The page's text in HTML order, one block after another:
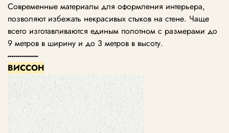
Современные материалы для оформления интерьера,
позволяют избежать некрасивых стыков на стене. Чаще
всего изготавливаются единым полотном с размерами до
9 метров в ширину и до 3 метров в высоту.
---------------
ВИССОН